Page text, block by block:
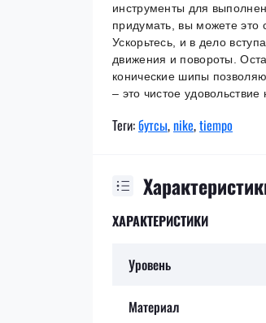
инструменты для
придумать, вы можете это
Ускорьтесь, и в дело
движения и повороты.
конические шипы
– это чистое удовольствие
Теги:бутсы,nike,tiempo
ХАРАКТЕРИСТИКИ
Уровень
Материал